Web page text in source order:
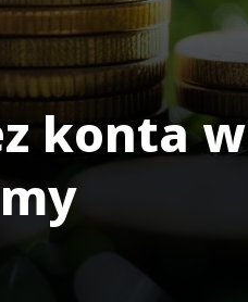
konta